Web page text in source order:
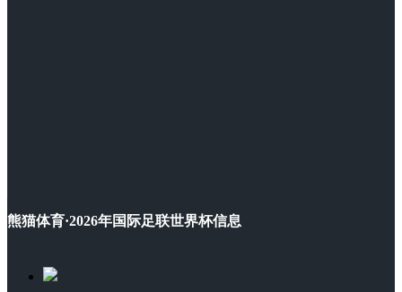
熊猫体育·2026年国际足联世界杯信息